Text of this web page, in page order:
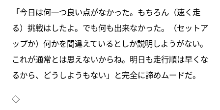
「今日は何一つ良い点がなかった。もちろん（速く走
る）挑戦はしたよ。でも何も出来なかった。（セットア
ップか）何かを間違えているとしか説明しようがない。
これが通常とは思えないからね。明日も走行順は早くな
るから、どうしようもない」と完全に諦めムードだ。
◇